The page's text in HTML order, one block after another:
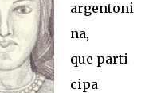
argentoni
na,
que parti
cipa